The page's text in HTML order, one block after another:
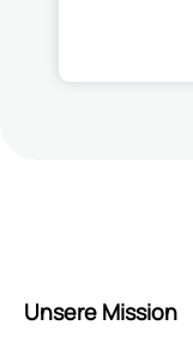
Unsere Mission